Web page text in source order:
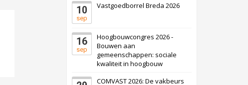
10
sep
Vastgoedborrel Breda 2026
16
sep
Hoogbouwcongres 2026 -
Bouwen aan
gemeenschappen: sociale
kwaliteit in hoogbouw
COMVAST 2026: De vakbeurs